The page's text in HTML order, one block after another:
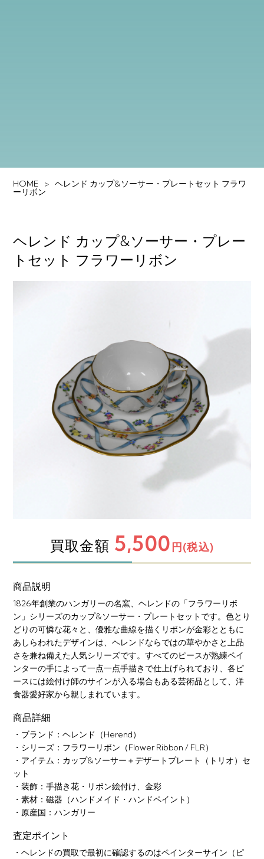
HOME ヘレンド カップ&ソーサー・プレートセット フラワ
ーリボン
ヘレンド カップ&ソーサー・プレー
トセット フラワーリボン
買取金額 5,500 円(税込)
商品説明
1826年創業のハンガリーの名窯、ヘレンドの「フラワーリボ
ン」シリーズのカップ&ソーサー・プレートセットです。色とり
どりの可憐な花々と、優雅な曲線を描くリボンが金彩とともに
あしらわれたデザインは、ヘレンドならではの華やかさと上品
さを兼ね備えた人気シリーズです。すべてのピースが熟練ペイ
ンターの手によって一点一点手描きで仕上げられており、各ピ
ースには絵付け師のサインが入る場合もある芸術品として、洋
食器愛好家から親しまれています。
商品詳細
・ブランド：ヘレンド（Herend）
・シリーズ：フラワーリボン（Flower Ribbon / FLR）
・アイテム：カップ&ソーサー＋デザートプレート（トリオ）セ
ット
・装飾：手描き花・リボン絵付け、金彩
・素材：磁器（ハンドメイド・ハンドペイント）
・原産国：ハンガリー
査定ポイント
・ヘレンドの買取で最初に確認するのはペインターサイン（ピ